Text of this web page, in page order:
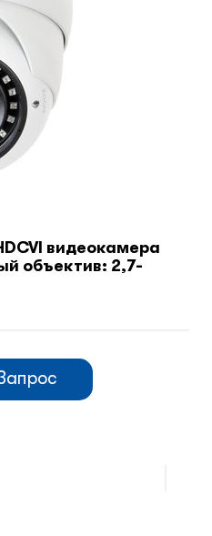
и управления
и боксы
видеокамера
объектив: 2,7-